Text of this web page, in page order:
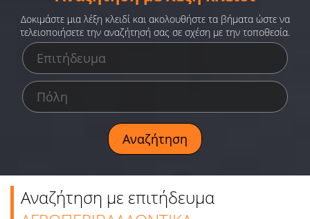
Ειδήσεις
Παιχνίδια
Ραδιόφωνο
Ταινίες
Δοκιμάστε μια λέξη κλειδί και ακολουθήστε τα βήματα ώστε να
τελειοποιήσετε την αναζήτησή σας σε σχέση με την τοποθεσία.
Αναζήτηση με επιτήδευμα